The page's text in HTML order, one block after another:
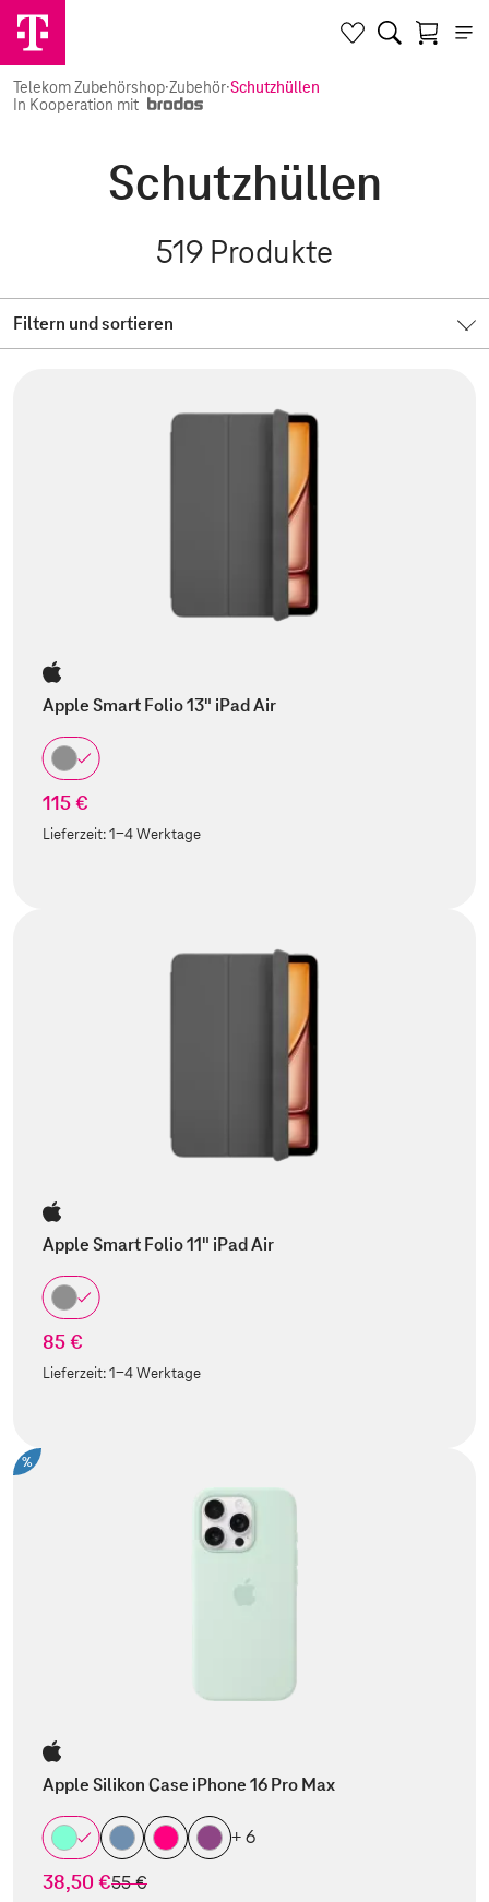
Telekom Zubehörshop·Zubehör·Schutzhüllen
In Kooperation mit
Schutzhüllen
519 Produkte
Filtern und sortieren
Apple Smart Folio 13" iPad Air
115 €
Lieferzeit:1-4 Werktage
Apple Smart Folio 11" iPad Air
85 €
Lieferzeit:1-4 Werktage
%
Apple Silikon Case iPhone 16 Pro Max
+ 6
38,50 €statt
55 €